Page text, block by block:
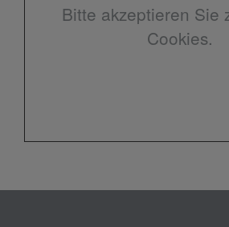
Bitte akzeptieren Sie
Cookies.